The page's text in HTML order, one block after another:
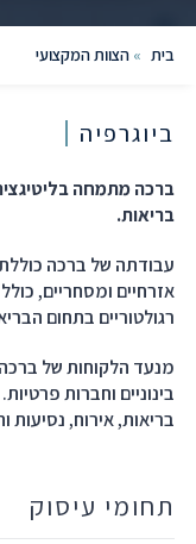
copy
this
phone
the
clipboard
copy
this
email
clipboard
בית » הצוות המקצועי
ביוגרפיה
ברכה מתמחה
בריאות.
עבודתה של ברכה כוללת
אזרחיים ומסחריים,
רגולטוריים בתחום
מנעד הלקוחות של ברכה
בינוניים וחברות
בריאות, אירוח, נסיעות
תחומי עיסוק